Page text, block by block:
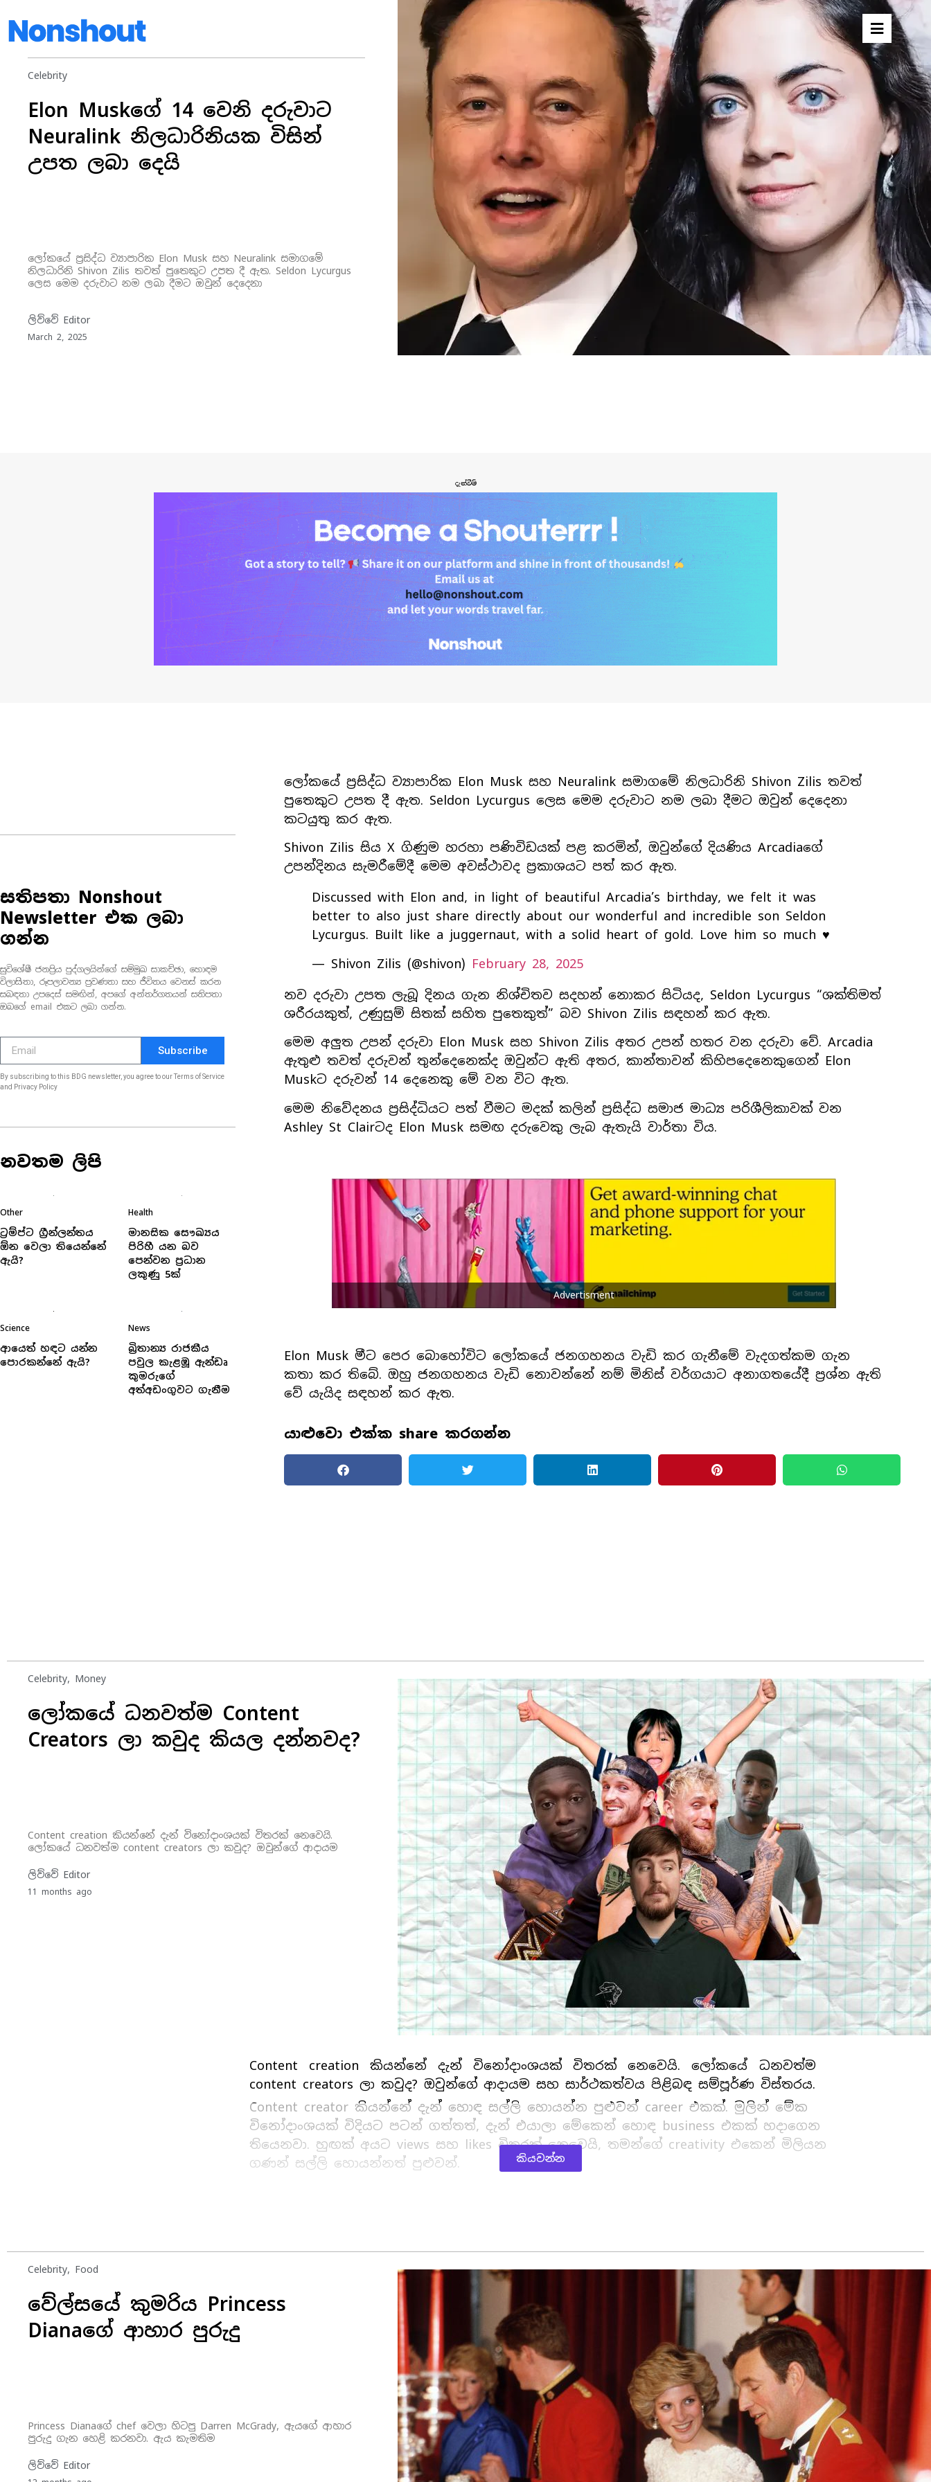
Celebrity
Elon Muskගේ 14 වෙනි දරුවාට
Neuralink නිලධාරිනියක විසින්
උපත ලබා දෙයි
ලෝකයේ ප්‍රසිද්ධ ව්‍යාපාරික Elon Musk සහ Neuralink සමාගමේ
නිලධාරිනි Shivon Zilis තවත් පුතෙකුට උපත දී ඇත. Seldon Lycurgus
ලෙස මෙම දරුවාට නම ලබා දීමට ඔවුන් දෙදෙනා
ලිව්වේ Editor
March 2, 2025
දැන්වීම්
සතිපතා Nonshout
Newsletter එක ලබා
ගන්න
සුවිශේෂී ජනප්‍රිය පුද්ගලයින්ගේ සම්මුඛ සාකච්ඡා, හොඳම
විලාසිතා, රූපලාවන්‍ය ප්‍රවණතා සහ ජීවිතය වෙනස් කරන
සබඳතා උපදෙස් සමඟින්, අපගේ අන්තර්ගතයන් සතිපතා
ඔබගේ email එකට ලබා ගන්න.
Subscribe
By subscribing to this BDG newsletter, you agree to our Terms of Service
and Privacy Policy
නවතම ලිපි
Other
ට්‍රම්ප්ට ග්‍රීන්ලන්තය
ඕන වෙලා තියෙන්නේ
ඇයි?
Health
මානසික සෞඛ්‍යය
පිරිහී යන බව
පෙන්වන ප්‍රධාන
ලකුණු 5ක්
Science
ආයෙත් හඳට යන්න
පොරකන්නේ ඇයි?
News
බ්‍රිතාන්‍ය රාජකීය
පවුල කැළඹූ ඇන්ඩෘ
කුමරුගේ
අත්අඩංගුවට ගැනීම
ලෝකයේ ප්‍රසිද්ධ ව්‍යාපාරික Elon Musk සහ Neuralink සමාගමේ නිලධාරිනි Shivon Zilis තවත්
පුතෙකුට උපත දී ඇත. Seldon Lycurgus ලෙස මෙම දරුවාට නම ලබා දීමට ඔවුන් දෙදෙනා
කටයුතු කර ඇත.
Shivon Zilis සිය X ගිණුම හරහා පණිවිඩයක් පළ කරමින්, ඔවුන්ගේ දියණිය Arcadiaගේ
උපන්දිනය සැමරීමේදී මෙම අවස්ථාවද ප්‍රකාශයට පත් කර ඇත.
Discussed with Elon and, in light of beautiful Arcadia’s birthday, we felt it was
better to also just share directly about our wonderful and incredible son Seldon
Lycurgus. Built like a juggernaut, with a solid heart of gold. Love him so much ♥️
— Shivon Zilis (@shivon) February 28, 2025
නව දරුවා උපත ලැබූ දිනය ගැන නිශ්චිතව සදහන් නොකර සිටියද, Seldon Lycurgus “ශක්තිමත්
ශරීරයකුත්, උණුසුම් සිතක් සහිත පුතෙකුත්” බව Shivon Zilis සඳහන් කර ඇත.
මෙම අලුත උපන් දරුවා Elon Musk සහ Shivon Zilis අතර උපන් හතර වන දරුවා වේ. Arcadia
ඇතුළු තවත් දරුවන් තුන්දෙනෙක්ද ඔවුන්ට ඇති අතර, කාන්තාවන් කිහිපදෙනෙකුගෙන් Elon
Muskට දරුවන් 14 දෙනෙකු මේ වන විට ඇත.
මෙම නිවේදනය ප්‍රසිද්ධියට පත් වීමට මදක් කලින් ප්‍රසිද්ධ සමාජ මාධ්‍ය පරිශීලිකාවක් වන
Ashley St Clairටද Elon Musk සමඟ දරුවෙකු ලැබ ඇතැයි වාර්තා විය.
Advertisment
Elon Musk මීට පෙර බොහෝවිට ලෝකයේ ජනගහනය වැඩි කර ගැනීමේ වැදගත්කම ගැන
කතා කර තිබේ. ඔහු ජනගහනය වැඩි නොවන්නේ නම් මිනිස් වර්ගයාට අනාගතයේදී ප්‍රශ්න ඇති
වේ යැයිද සඳහන් කර ඇත.
යාළුවො එක්ක share කරගන්න
Celebrity, Money
ලෝකයේ ධනවත්ම Content
Creators ලා කවුද කියල දන්නවද?
Content creation කියන්නේ දැන් විනෝදාංශයක් විතරක් නෙවෙයි.
ලෝකයේ ධනවත්ම content creators ලා කවුද? ඔවුන්ගේ ආදායම
ලිව්වේ Editor
11 months ago
Content creation කියන්නේ දැන් විනෝදාංශයක් විතරක් නෙවෙයි. ලෝකයේ ධනවත්ම
content creators ලා කවුද? ඔවුන්ගේ ආදායම සහ සාර්ථකත්වය පිළිබඳ සම්පූර්ණ විස්තරය.
Content creator කියන්නේ දැන් හොඳ සල්ලි හොයන්න පුළුවන් career එකක්. මුලින් මේක
විනෝදාංශයක් විදියට පටන් ගත්තත්, දැන් එයාලා මේකෙන් හොඳ business එකක් හදාගෙන
තියෙනවා. හුඟක් අයට views සහ likes විතරක් නෙවෙයි, තමන්ගේ creativity එකෙන් මිලියන
ගණන් සල්ලි හොයන්නත් පුළුවන්.
කියවන්න
Celebrity, Food
වේල්සයේ කුමරිය Princess
Dianaගේ ආහාර පුරුදු
Princess Dianaගේ chef වෙලා හිටපු Darren McGrady, ඇයගේ ආහාර
පුරුදු ගැන හෙළි කරනවා. ඇය කැමතිම
ලිව්වේ Editor